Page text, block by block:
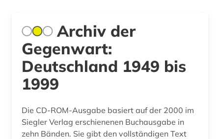
Archiv der
Gegenwart:
Deutschland 1949 bis
1999
Die CD-ROM-Ausgabe basiert auf der 2000 im
Siegler Verlag erschienenen Buchausgabe in
zehn Bänden. Sie gibt den vollständigen Text